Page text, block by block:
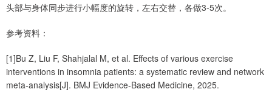
头部与身体同步进行小幅度的旋转，左右交替，各做3-5次。
参考资料：
[1]Bu Z, Liu F, Shahjalal M, et al. Effects of various exercise
interventions in insomnia patients: a systematic review and network
meta-analysis[J]. BMJ Evidence-Based Medicine, 2025.